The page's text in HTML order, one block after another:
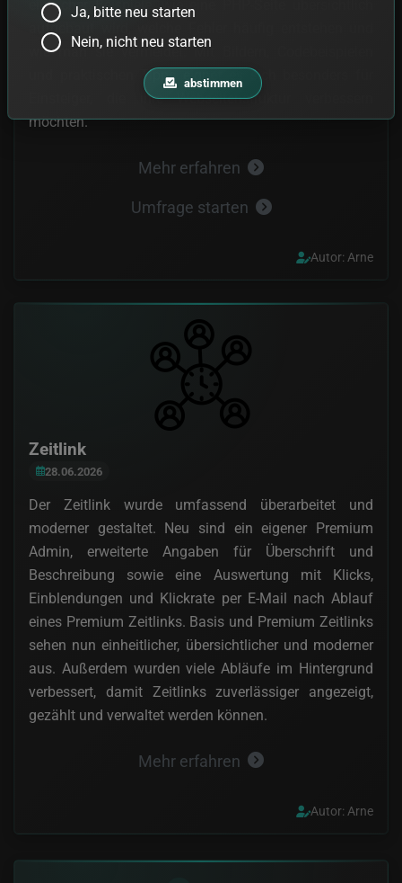
einfacher Beispiele, wie eine PHP-Seite übersichtlich
aufgebaut wird, welche Fehler häufig entstehen und
wie man sie vermeidet. Mit Bildern, Codebeispielen
und praktischen Tipps eignet es sich besonders für
Einsteiger, die ihre Webseitenstruktur verbessern
möchten.
Mehr erfahren
Umfrage starten
Autor: Arne
Zeitlink
28.06.2026
Der Zeitlink wurde umfassend überarbeitet und
moderner gestaltet. Neu sind ein eigener Premium
Admin, erweiterte Angaben für Überschrift und
Beschreibung sowie eine Auswertung mit Klicks,
Einblendungen und Klickrate per E-Mail nach Ablauf
eines Premium Zeitlinks. Basis und Premium Zeitlinks
sehen nun einheitlicher, übersichtlicher und moderner
aus. Außerdem wurden viele Abläufe im Hintergrund
verbessert, damit Zeitlinks zuverlässiger angezeigt,
gezählt und verwaltet werden können.
Mehr erfahren
Autor: Arne
Ja, bitte neu starten
Nein, nicht neu starten
abstimmen